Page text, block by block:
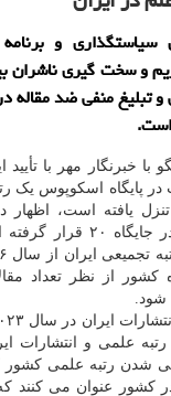
و
و سخت گیری ناشران
تبلیغ منفی ضد مقاله
با خبرنگار مهر با تأیید
در پایگاه اسکوپوس یک
به رتبه ۱۶ جهانی تنزل یافته
عنوان می کنند که رتبه ایران
کشور از نظر تعداد
شود.
علمی و انتشارات
شدن رتبه علمی
کشور عنوان می